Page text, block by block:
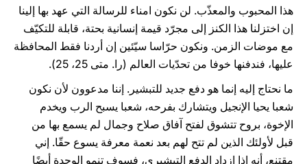
هذا المحبوب والمعذّب. لن نكون امناء للرسالة التي عهد بها إلينا
إن اختزلنا هذا الكنز إلى مجرّد قيمة إنسانية بحتة، قابلة للتكيّف
مع موضات الزمن. ونكون حرّاسا سيّئين إن أردنا فقط المحافظة
عليها، فندفنها خوفا من تحدّيات العالم (را. متى 25، 25).
ما نحتاج إليه إنما هو دفع جديد للتبشير. إننا مدعوون لأن نكون
شعبا يحيا الإنجيل ويتشارك بفرحه، شعبا يسبح الرب ويخدم
الإخوة، بروح تتشوق لفتح آفاق صلاح وجمال لم يسمع بها من
قبل لأولئك الذين لم تتح لهم بعد نعمة معرفة يسوع حقّا. إني
مقتنع، أنه إذا ازداد الدفع التبشيري، فسوف تنمو الوحدة أيضًا